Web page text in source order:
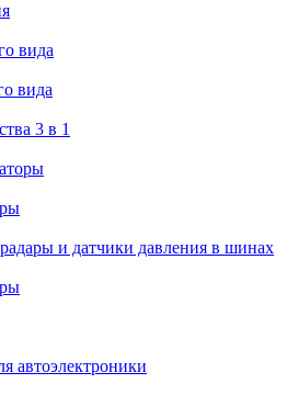
вида
вида
3 в 1
и датчики давления в шинах
автоэлектроники